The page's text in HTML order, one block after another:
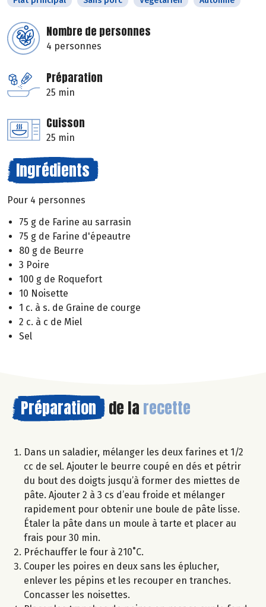
Nombre de personnes
4 personnes
Préparation
25 min
Cuisson
25 min
Ingrédients
Pour 4 personnes
75 g de Farine au sarrasin
75 g de Farine d'épeautre
80 g de Beurre
3 Poire
100 g de Roquefort
10 Noisette
1 c. à s. de Graine de courge
2 c. à c de Miel
Sel
Préparation de la recette
Dans un saladier, mélanger les deux farines et 1/2
cc de sel. Ajouter le beurre coupé en dés et pétrir
du bout des doigts jusqu’à former des miettes de
pâte. Ajouter 2 à 3 cs d’eau froide et mélanger
rapidement pour obtenir une boule de pâte lisse.
Étaler la pâte dans un moule à tarte et placer au
frais pour 30 min.
Préchauffer le four à 210˚C.
Couper les poires en deux sans les éplucher,
enlever les pépins et les recouper en tranches.
Concasser les noisettes.